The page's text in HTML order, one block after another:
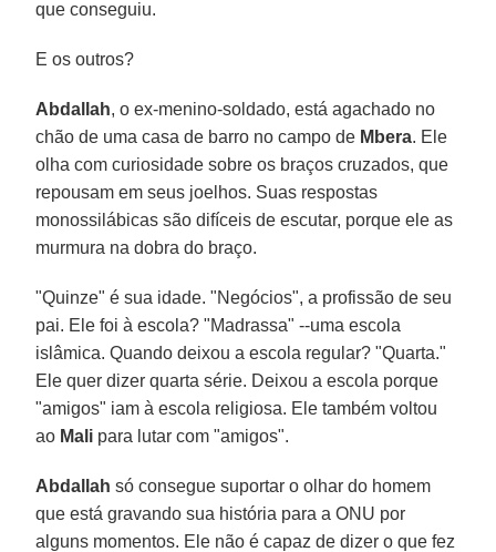
que conseguiu.
E os outros?
Abdallah, o ex-menino-soldado, está agachado no
chão de uma casa de barro no campo de Mbera. Ele
olha com curiosidade sobre os braços cruzados, que
repousam em seus joelhos. Suas respostas
monossilábicas são difíceis de escutar, porque ele as
murmura na dobra do braço.
"Quinze" é sua idade. "Negócios", a profissão de seu
pai. Ele foi à escola? "Madrassa" --uma escola
islâmica. Quando deixou a escola regular? "Quarta."
Ele quer dizer quarta série. Deixou a escola porque
"amigos" iam à escola religiosa. Ele também voltou
ao Mali para lutar com "amigos".
Abdallah só consegue suportar o olhar do homem
que está gravando sua história para a ONU por
alguns momentos. Ele não é capaz de dizer o que fez